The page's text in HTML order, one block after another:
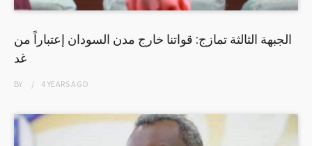
الجبهة الثالثة تمازج: قواتنا خارج مدن السودان إعتباراً من
غد
BY 4 YEARSAGO